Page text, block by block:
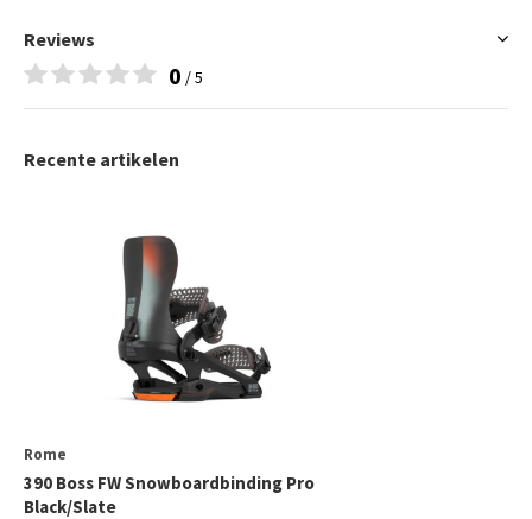
Reviews
0 / 5
Recente artikelen
Rome
390 Boss FW Snowboardbinding Pro
Black/Slate